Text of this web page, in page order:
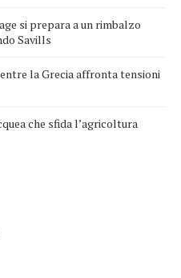
si prepara a un rimbalzo
Savills
la Grecia affronta tensioni
che sfida l’agricoltura